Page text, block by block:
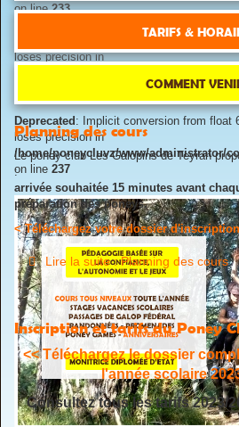
on line233
: Implicit conversion from float
loses precision in
/home/poneycluvz/www/administrator/
Deprecated : Implicit conversion from float
loses precision in
/home/poneycluvz/www/administrator/
on line 237
TARIFS &
COMMENT
Planning des cours
Le poney club Les Galopins de Teyran
:
arrivée souhaitée 15 minutes avant
préparation des poneys.
< Téléchargez votre dossier
Lire la suite : Planning des cours
Inscription et tarifs du Poney
<< Téléchargez le dossier
l'année scolaire
Consultez tous les tarifs 2023/